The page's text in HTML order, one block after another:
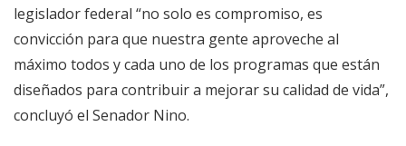
legislador federal “no solo es compromiso, es
convicción para que nuestra gente aproveche al
máximo todos y cada uno de los programas que están
diseñados para contribuir a mejorar su calidad de vida”,
concluyó el Senador Nino.